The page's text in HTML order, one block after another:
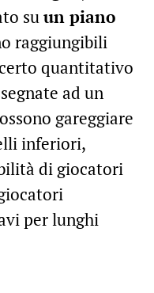
suun piano
raggiungibili
quantitativo
ad un
gareggiare
inferiori,
di giocatori
per lunghi